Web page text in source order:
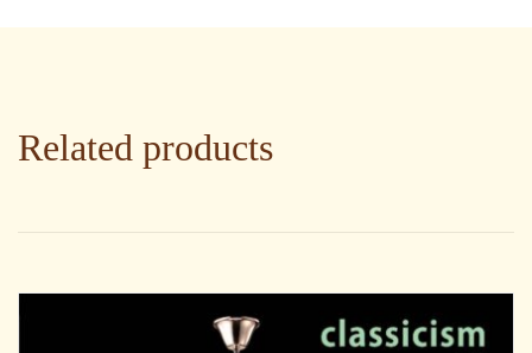
Related products